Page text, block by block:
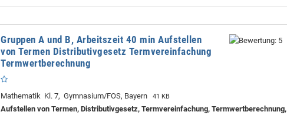
Gruppen A und B, Arbeitszeit 40 min Aufstellen
von Termen Distributivgesetz Termvereinfachung
Termwertberechnung
Mathematik Kl. 7, Gymnasium/FOS, Bayern 41 KB
Aufstellen von Termen, Distributivgesetz, Termvereinfachung, Termwertberechnung,